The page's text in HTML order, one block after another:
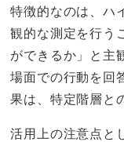
特徴的なのは、ハ
観的な測定を行う
ができるか」と主
場面での行動を回
果は、特定階層と
活用上の注意点と